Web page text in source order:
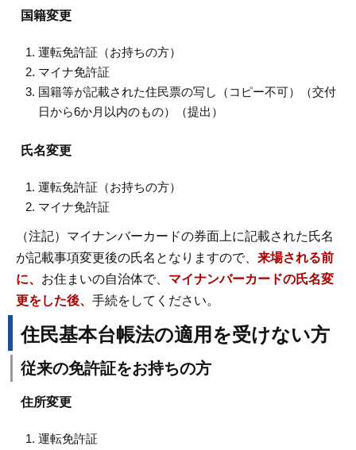
国籍変更
運転免許証（お持ちの方）
マイナ免許証
国籍等が記載された住民票の写し（コピー不可）（交付
日から6か月以内のもの）（提出）
氏名変更
運転免許証（お持ちの方）
マイナ免許証
（注記）マイナンバーカードの券面上に記載された氏名
が記載事項変更後の氏名となりますので、 来場される前
に、 お住まいの自治体で、 マイナンバーカードの氏名変
更をした後、 手続をしてください。
住民基本台帳法の適用を受けない方
従来の免許証をお持ちの方
住所変更
運転免許証